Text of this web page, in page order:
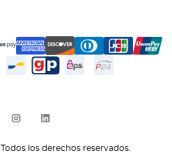
Todos los derechos reservados.